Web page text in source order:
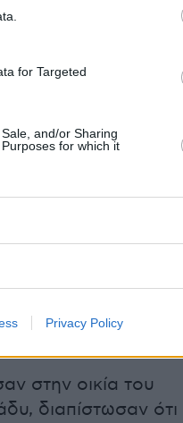
for Targeted
and/or Sharing
for which it
Privacy Policy
του Κουίνς, όπου
είχε δώσει ποτέ
όμως, ενός
οπλοφορεί,
στην οικία του
διαπίστωσαν